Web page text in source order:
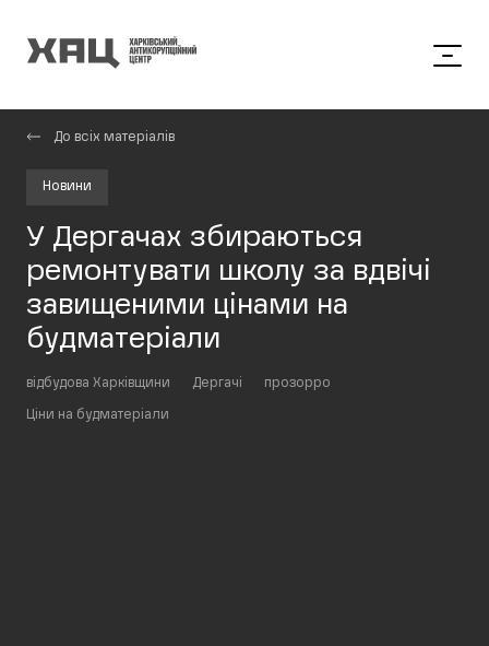
До всіх матеріалів
Новини
У Дергачах збираються
ремонтувати школу за вдвічі
завищеними цінами на
будматеріали
відбудова Харківщини Дергачі прозорро
Ціни на будматеріали